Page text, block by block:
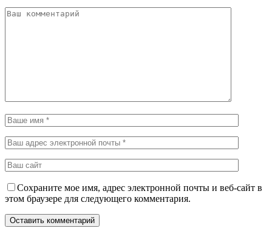
Сохраните мое имя, адрес электронной почты и веб-сайт в
этом браузере для следующего комментария.